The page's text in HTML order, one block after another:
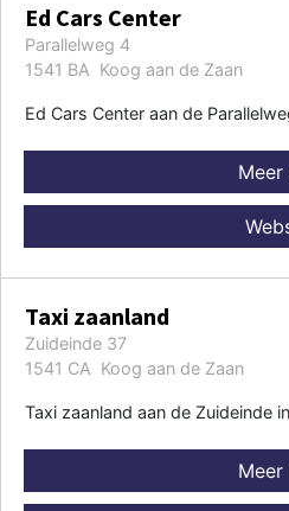
Ed Cars Center
Parallelweg 4
1541 BA Koog aan de Zaan
Ed Cars Center aan de
Meer
Taxi zaanland
Zuideinde 37
1541 CA Koog aan de Zaan
Taxi zaanland aan de Zuideinde
Meer